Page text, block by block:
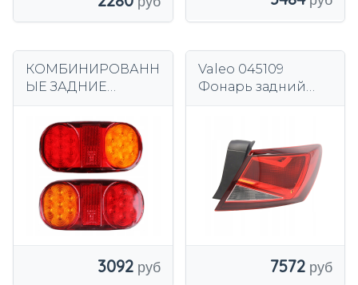
КОМБИНИРОВАНН
ЫЕ ЗАДНИЕ
ФОНАРИ 12-24В
ДЛЯ
ЭКСКАВАТОРНЫХ
СВЕТОДИОДНЫХ
ПРИЦЕПОВ JCB 3
ФУНКЦИИ
3092
Valeo 045109
Фонарь задний
7572